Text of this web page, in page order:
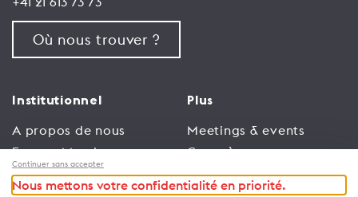
Où nous trouver ?
Institutionnel
A propos de nous
Espace Membres
Emploi
Plus
Meetings & events
Congrès
Trade
Continuer sans accepter
Nous mettons votre confidentialité en priorité.